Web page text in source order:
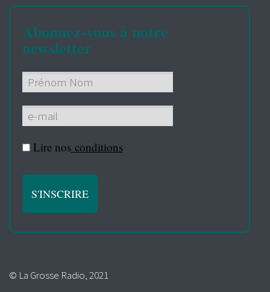
Abonnez-vous à notre
newsletter
Lire nos conditions
© La Grosse Radio, 2021